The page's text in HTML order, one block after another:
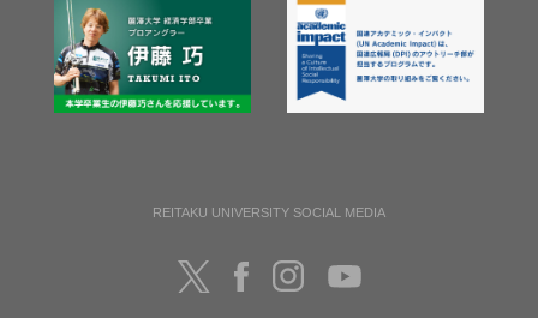
REITAKU UNIVERSITY SOCIAL MEDIA